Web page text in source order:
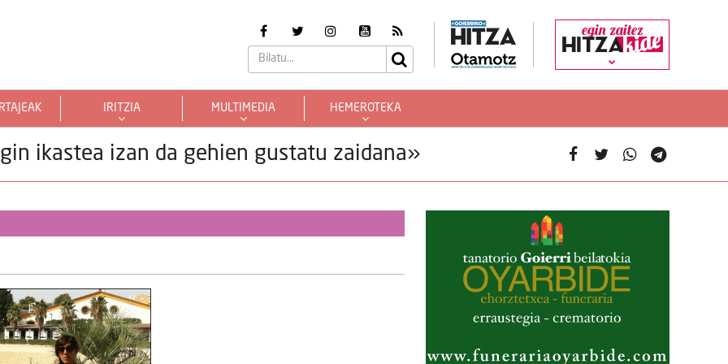
egin zaitez
IRITZIA MULTIMEDIA HEMEROTEKA
ikastea izan da gehien gustatu zaidana»